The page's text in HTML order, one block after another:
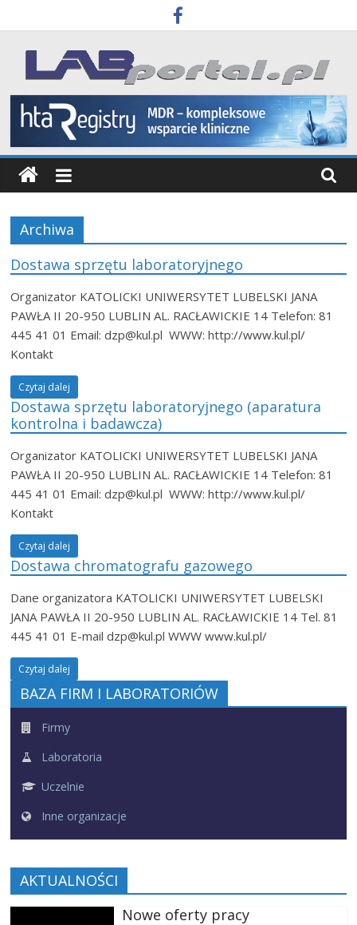
to
content
Labportal
Laboratoria
Aparatura
Badania
Archiwa
Dostawa sprzętu laboratoryjnego
Organizator KATOLICKI UNIWERSYTET LUBELSKI JANA
PAWŁA II 20-950 LUBLIN AL. RACŁAWICKIE 14 Telefon: 81
445 41 01 Email: dzp@kul.pl WWW: http://www.kul.pl/
Kontakt
Czytaj dalej
Dostawa sprzętu laboratoryjnego (aparatura
kontrolna i badawcza)
Organizator KATOLICKI UNIWERSYTET LUBELSKI JANA
PAWŁA II 20-950 LUBLIN AL. RACŁAWICKIE 14 Telefon: 81
445 41 01 Email: dzp@kul.pl WWW: http://www.kul.pl/
Kontakt
Czytaj dalej
Dostawa chromatografu gazowego
Dane organizatora KATOLICKI UNIWERSYTET LUBELSKI
JANA PAWŁA II 20-950 LUBLIN AL. RACŁAWICKIE 14 Tel. 81
445 41 01 E-mail dzp@kul.pl WWW www.kul.pl/
Czytaj dalej
BAZA FIRM I LABORATORIÓW
Firmy
Laboratoria
Uczelnie
Inne organizacje
AKTUALNOŚCI
Nowe oferty pracy